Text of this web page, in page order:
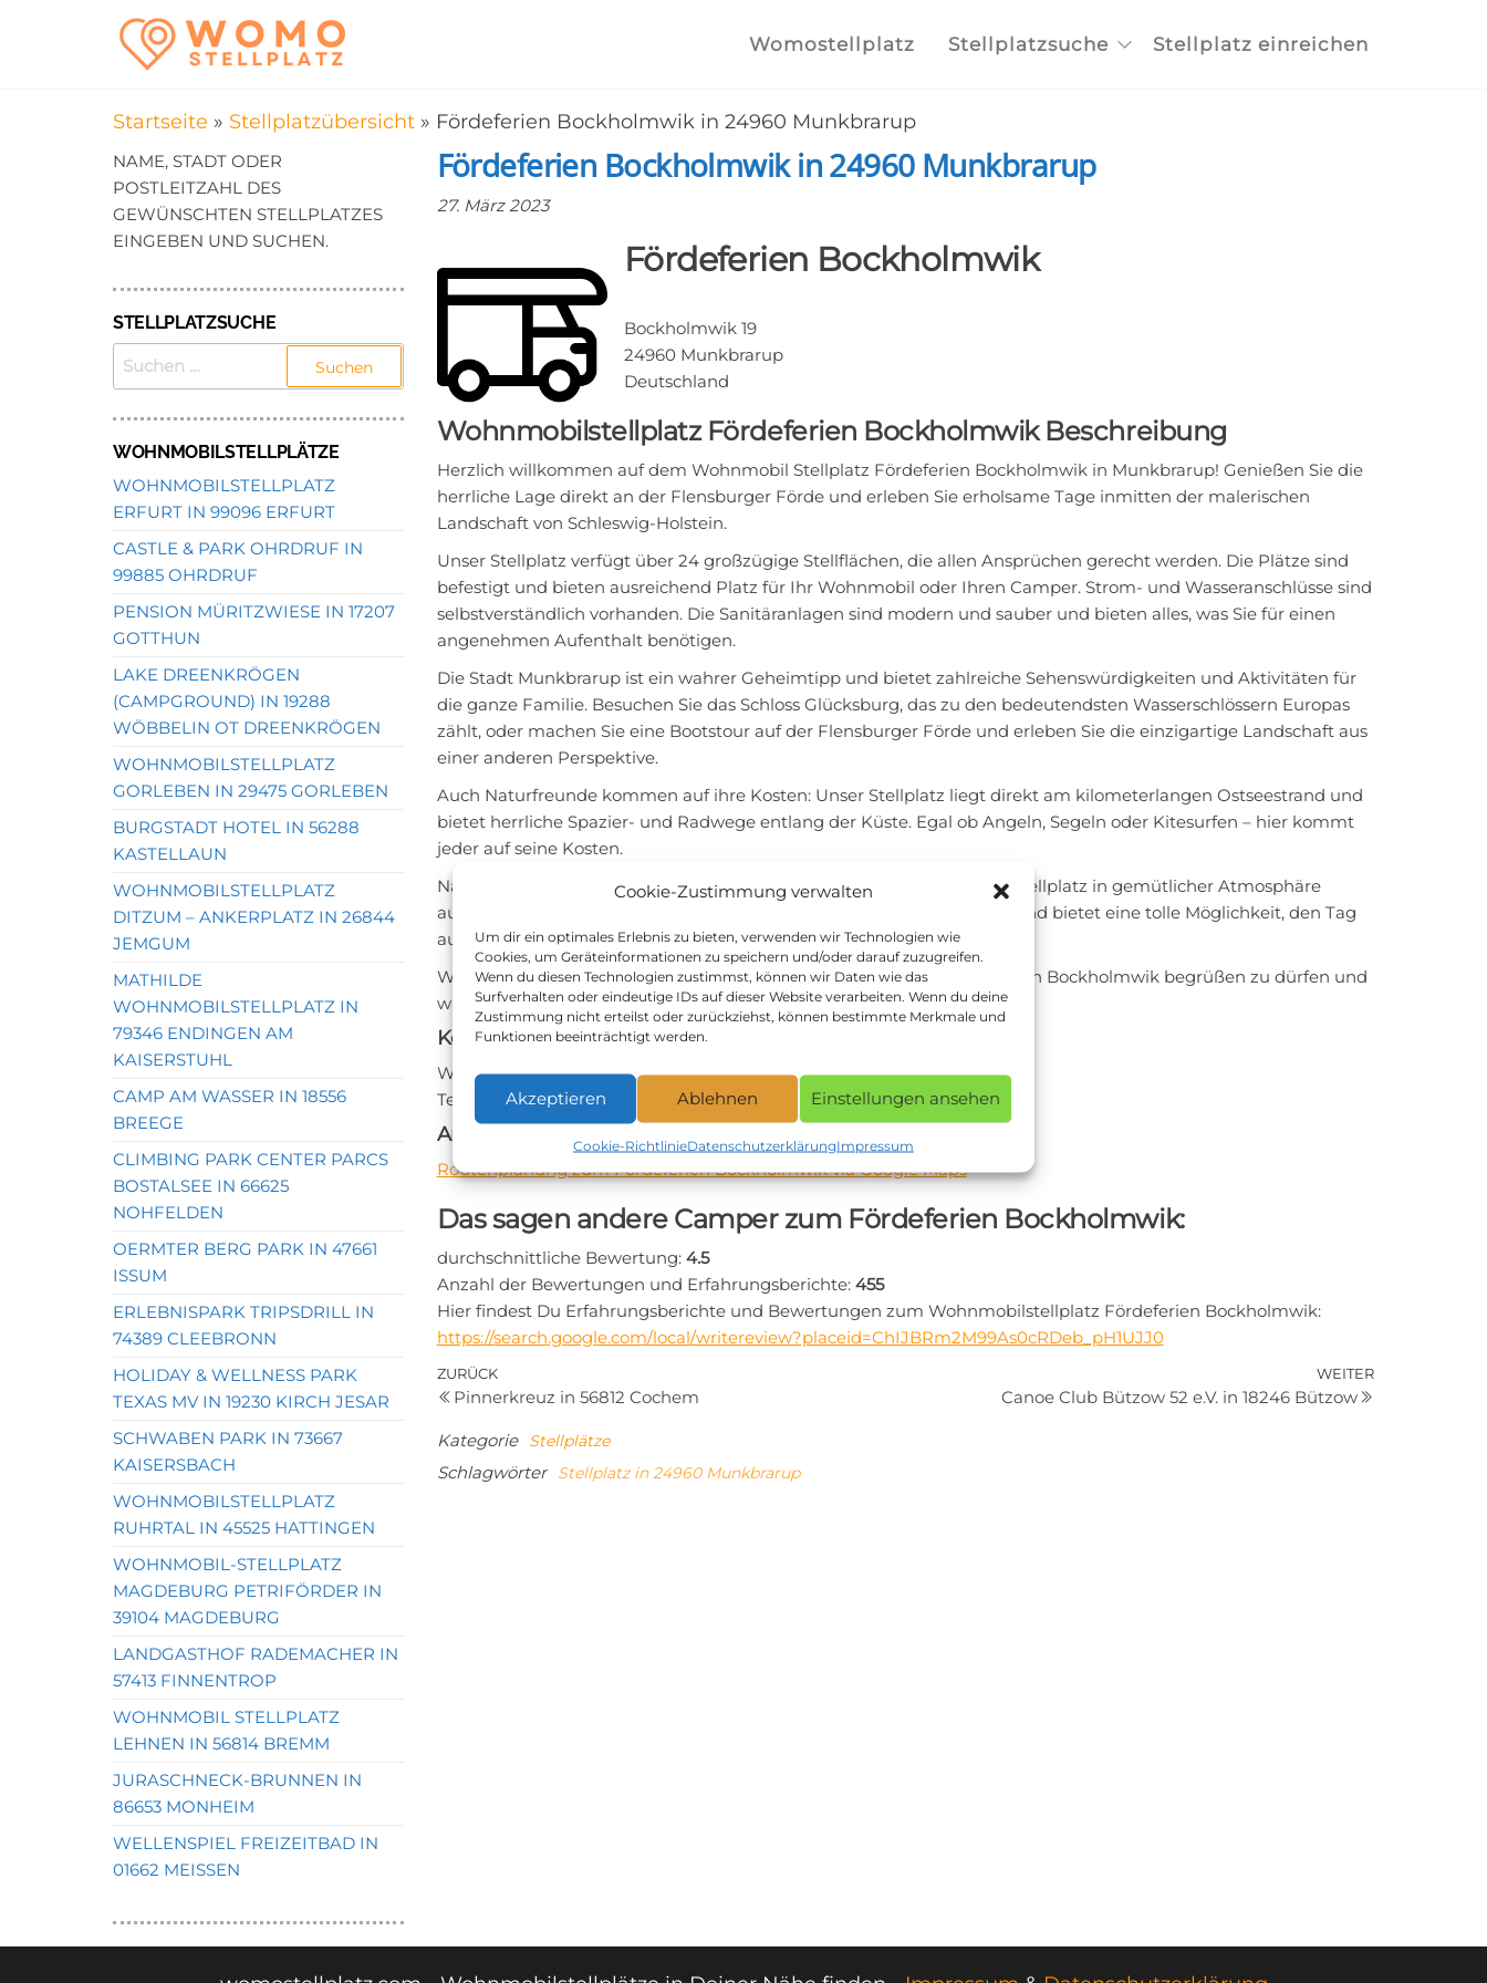
Cookie-Zustimmung verwalten
Um dir ein optimales Erlebnis zu bieten, verwenden wir Technologien wie
Cookies, um Geräteinformationen zu speichern und/oder darauf zuzugreifen.
Wenn du diesen Technologien zustimmst, können wir Daten wie das
Surfverhalten oder eindeutige IDs auf dieser Website verarbeiten. Wenn du deine
Zustimmung nicht erteilst oder zurückziehst, können bestimmte Merkmale und
Funktionen beeinträchtigt werden.
Akzeptieren Ablehnen Einstellungen ansehen
Cookie-RichtlinieDatenschutzerklärungImpressum
in der Nähe finden
Womostellplatz Stellplatzsuche Stellplatz einreichen
Startseite » Stellplatzübersicht » Fördeferien Bockholmwik in 24960 Munkbrarup
Fördeferien Bockholmwik in 24960 Munkbrarup
27. März 2023
Fördeferien Bockholmwik
Bockholmwik 19
24960 Munkbrarup
Deutschland
Wohnmobilstellplatz Fördeferien Bockholmwik Beschreibung
Herzlich willkommen auf dem Wohnmobil Stellplatz Fördeferien Bockholmwik in Munkbrarup! Genießen Sie die
herrliche Lage direkt an der Flensburger Förde und erleben Sie erholsame Tage inmitten der malerischen
Landschaft von Schleswig-Holstein.
Unser Stellplatz verfügt über 24 großzügige Stellflächen, die allen Ansprüchen gerecht werden. Die Plätze sind
befestigt und bieten ausreichend Platz für Ihr Wohnmobil oder Ihren Camper. Strom- und Wasseranschlüsse sind
selbstverständlich vorhanden. Die Sanitäranlagen sind modern und sauber und bieten alles, was Sie für einen
angenehmen Aufenthalt benötigen.
Die Stadt Munkbrarup ist ein wahrer Geheimtipp und bietet zahlreiche Sehenswürdigkeiten und Aktivitäten für
die ganze Familie. Besuchen Sie das Schloss Glücksburg, das zu den bedeutendsten Wasserschlössern Europas
zählt, oder machen Sie eine Bootstour auf der Flensburger Förde und erleben Sie die einzigartige Landschaft aus
einer anderen Perspektive.
Auch Naturfreunde kommen auf ihre Kosten: Unser Stellplatz liegt direkt am kilometerlangen Ostseestrand und
bietet herrliche Spazier- und Radwege entlang der Küste. Egal ob Angeln, Segeln oder Kitesurfen – hier kommt
jeder auf seine Kosten.
Nach einem ereignisreichen Tag können Sie den Abend auf unserem Stellplatz in gemütlicher Atmosphäre
ausklingen lassen. Unser Grillplatz lädt zum gemeinsamen Grillen ein und bietet eine tolle Möglichkeit, den Tag
ausklingen zu lassen.
Wir freuen uns darauf, Sie auf unserem Wohnmobil Stellplatz Fördeferien Bockholmwik begrüßen zu dürfen und
wünschen Ihnen einen unvergesslichen Aufenthalt!
Kontaktdaten zum Stellplatz in 24960 Munkbrarup:
Webseite:http://www.foerdeferien-bockholmwik.de/
Telefon: +49 4631 2088
Anfahrt zum Fördeferien Bockholmwik in 24960 Munkbrarup:
Routenplanung zum Fördeferien Bockholmwik via Google Maps
Das sagen andere Camper zum Fördeferien Bockholmwik:
durchschnittliche Bewertung: 4.5
Anzahl der Bewertungen und Erfahrungsberichte: 455
Hier findest Du Erfahrungsberichte und Bewertungen zum Wohnmobilstellplatz Fördeferien Bockholmwik:
https://search.google.com/local/writereview?placeid=ChIJBRm2M99As0cRDeb_pH1UJJ0
Beitragsnavigation
Vorheriger
Beitrag
ZURÜCK
Pinnerkreuz in 56812 Cochem
Nächster
WEITER
Canoe Club Bützow 52 e.V. in 18246 Bützow
Kategorie Stellplätze
Schlagwörter Stellplatz in 24960 Munkbrarup
NAME, STADT ODER
POSTLEITZAHL DES
GEWÜNSCHTEN STELLPLATZES
EINGEBEN UND SUCHEN.
STELLPLATZSUCHE
SUCHEN
WOHNMOBILSTELLPLÄTZE
WOHNMOBILSTELLPLATZ
ERFURT IN 99096 ERFURT
CASTLE & PARK OHRDRUF IN
99885 OHRDRUF
PENSION MÜRITZWIESE IN 17207
GOTTHUN
LAKE DREENKRÖGEN
(CAMPGROUND) IN 19288
WÖBBELIN OT DREENKRÖGEN
WOHNMOBILSTELLPLATZ
GORLEBEN IN 29475 GORLEBEN
BURGSTADT HOTEL IN 56288
KASTELLAUN
WOHNMOBILSTELLPLATZ
DITZUM – ANKERPLATZ IN 26844
JEMGUM
MATHILDE
WOHNMOBILSTELLPLATZ IN
79346 ENDINGEN AM
KAISERSTUHL
CAMP AM WASSER IN 18556
BREEGE
CLIMBING PARK CENTER PARCS
BOSTALSEE IN 66625
NOHFELDEN
OERMTER BERG PARK IN 47661
ISSUM
ERLEBNISPARK TRIPSDRILL IN
74389 CLEEBRONN
HOLIDAY & WELLNESS PARK
TEXAS MV IN 19230 KIRCH JESAR
SCHWABEN PARK IN 73667
KAISERSBACH
WOHNMOBILSTELLPLATZ
RUHRTAL IN 45525 HATTINGEN
WOHNMOBIL-STELLPLATZ
MAGDEBURG PETRIFÖRDER IN
39104 MAGDEBURG
LANDGASTHOF RADEMACHER IN
57413 FINNENTROP
WOHNMOBIL STELLPLATZ
LEHNEN IN 56814 BREMM
JURASCHNECK-BRUNNEN IN
86653 MONHEIM
WELLENSPIEL FREIZEITBAD IN
01662 MEISSEN